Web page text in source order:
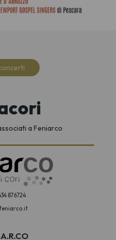
a Feniarco
876724